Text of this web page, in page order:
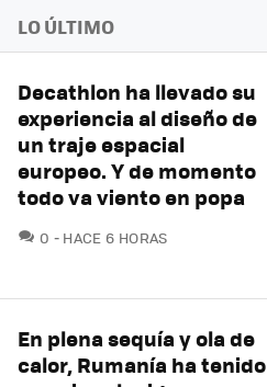
LO ÚLTIMO
Decathlon ha llevado su
experiencia al diseño de
un traje espacial
europeo. Y de momento
todo va viento en popa
0 COMENTARIOS
HACE 6 HORAS
En plena sequía y ola de
calor, Rumanía ha tenido